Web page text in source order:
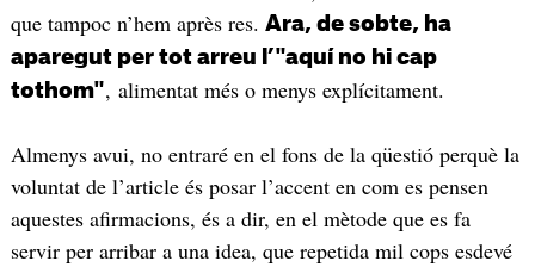
que tampoc n’hem après res. Ara, de sobte, ha
aparegut per tot arreu l’"aquí no hi cap
tothom", alimentat més o menys explícitament.
Almenys avui, no entraré en el fons de la qüestió perquè la
voluntat de l’article és posar l’accent en com es pensen
aquestes afirmacions, és a dir, en el mètode que es fa
servir per arribar a una idea, que repetida mil cops esdevé